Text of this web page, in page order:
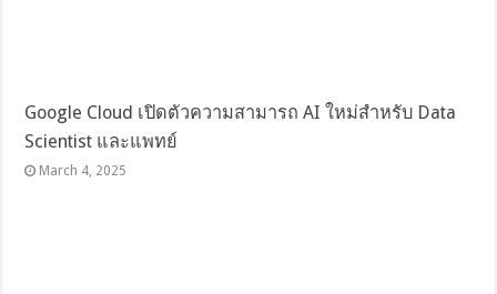
Google Cloud เปิดตัวความสามารถ AI ใหม่สำหรับ Data
Scientist และแพทย์
March 4, 2025